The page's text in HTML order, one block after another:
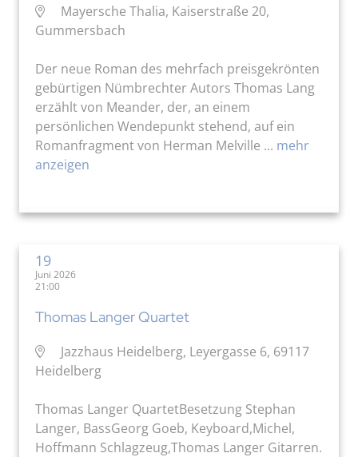
Mayersche Thalia, Kaiserstraße 20,
Gummersbach
Der neue Roman des mehrfach preisgekrönten
gebürtigen Nümbrechter Autors Thomas Lang
erzählt von Meander, der, an einem
persönlichen Wendepunkt stehend, auf ein
Romanfragment von Herman Melville ... mehr
anzeigen
19
Juni 2026
21:00
Thomas Langer Quartet
Jazzhaus Heidelberg, Leyergasse 6, 69117
Heidelberg
Thomas Langer QuartetBesetzung Stephan
Langer, BassGeorg Goeb, Keyboard,Michel,
Hoffmann Schlagzeug,Thomas Langer Gitarren.